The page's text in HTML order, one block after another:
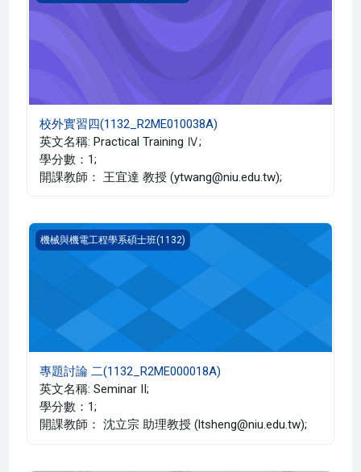
校外實習四(1132_R2ME010038A)
英文名稱: Practical Training Ⅳ;
學分數：1;
開課教師： 王宜達 教授 (ytwang@niu.edu.tw);
專題討論 二(1132_R2ME000018A)
機械與機電工程學系碩士班(1132)
專題討論 二(1132_R2ME000018A)
英文名稱: Seminar II;
學分數：1;
開課教師： 沈立宗 助理教授 (ltsheng@niu.edu.tw);